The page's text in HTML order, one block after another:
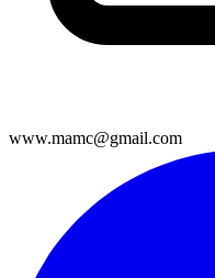
www.mamc@gmail.com